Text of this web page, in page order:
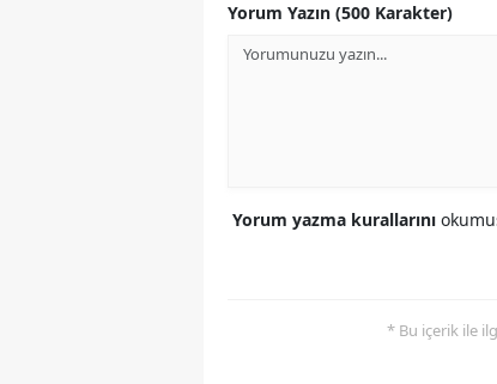
Yorum Yazın (500 Karakter)
Yorum yazma kurallarını
* Bu içerik ile